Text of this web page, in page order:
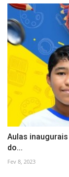
Aulas
do...
Fev 8, 2023